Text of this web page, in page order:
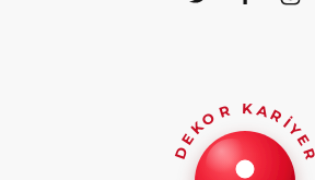
DEKOR KARİYER